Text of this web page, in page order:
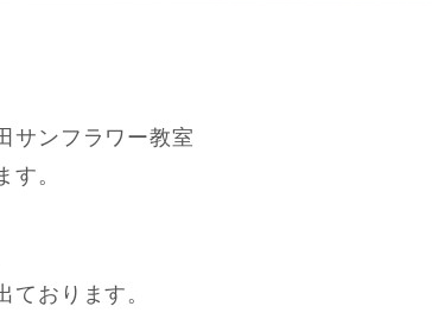
サンフラワー教室
す。
ております。